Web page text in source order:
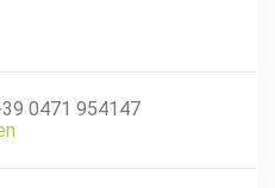
0471 954147